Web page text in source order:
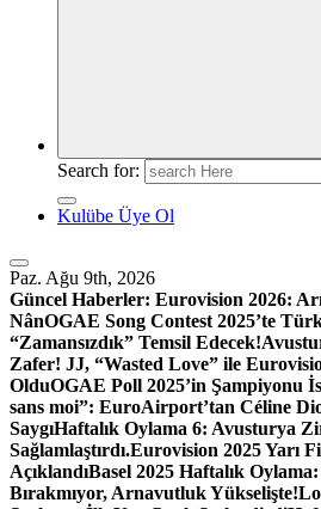
Search for:
Kulübe Üye Ol
Paz. Ağu 9th, 2026
Güncel Haberler: Eurovision 2026:
NânOGAE Song Contest 2025’te
“Zamansızdık” Temsil Edecek!
Zafer! JJ, “Wasted Love” ile
OlduOGAE Poll 2025’in Şampiyonu
sans moi”: EuroAirport’tan Céline
SaygıHaftalık Oylama 6: Avusturya
Sağlamlaştırdı.Eurovision 2025 Yarı
AçıklandıBasel 2025 Haftalık
Bırakmıyor, Arnavutluk Yükselişte!